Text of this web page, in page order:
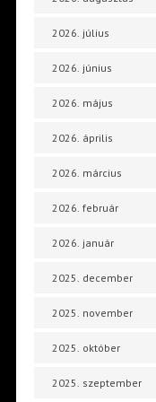
2026. július
2026. június
2026. május
2026. április
2026. március
2026. február
2026. január
2025. december
2025. november
2025. október
2025. szeptember